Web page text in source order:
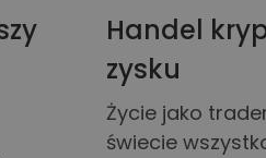
Handel
zysku
Życie jako
świecie